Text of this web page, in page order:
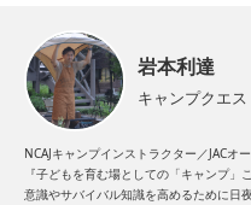
岩本利達
キャンプクエ
NCAJキャンプインストラクター／JACオ
『子どもを育む場としての「キャンプ
意識やサバイバル知識を高めるために日